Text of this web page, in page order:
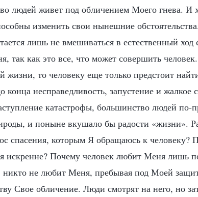
людей живет под обличением Моего гнева. И
изменить свои нынешние
лишь не вмешиваться в естественный ход
так как это все, что может совершить
жизни, то человеку еще только предстоит
конца несправедливость, запустение и жалкое
катастрофы, большинство людей по-
и поныне вкушало бы радости «жизни».
спасения, которым Я обращаюсь к человеку?
искренне? Почему человек любит Меня лишь
не любит Меня, пребывая под Моей
Свое обличение. Люди смотрят на него, но